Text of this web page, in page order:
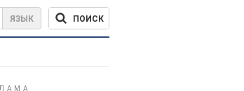
ЯЗЫК ПОИСК